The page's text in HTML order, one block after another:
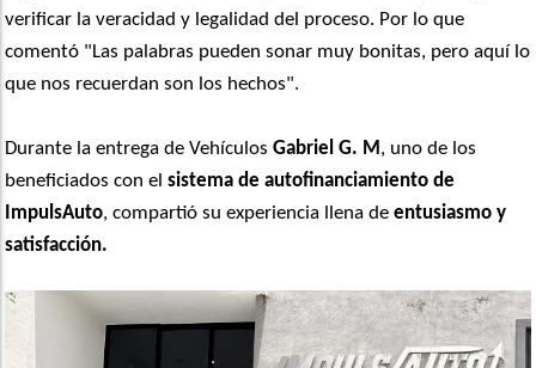
verificar la veracidad y legalidad del proceso. Por lo que
comentó "Las palabras pueden sonar muy bonitas, pero aquí lo
que nos recuerdan son los hechos".
Durante la entrega de VehículosGabriel G. M , uno de los
beneficiados con elsistema de autofinanciamiento de
ImpulsAuto, compartió su experiencia llena de entusiasmo y
satisfacción.